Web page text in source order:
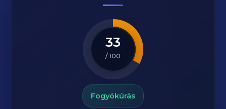
33
/ 100
Fogyókúrás